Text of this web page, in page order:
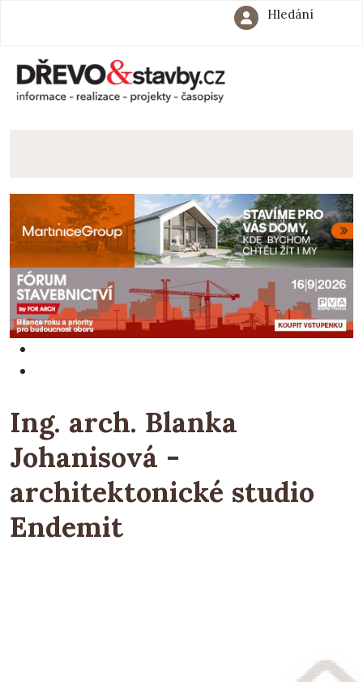
Hledání
Ing. arch. Blanka
Johanisová -
architektonické studio
Endemit